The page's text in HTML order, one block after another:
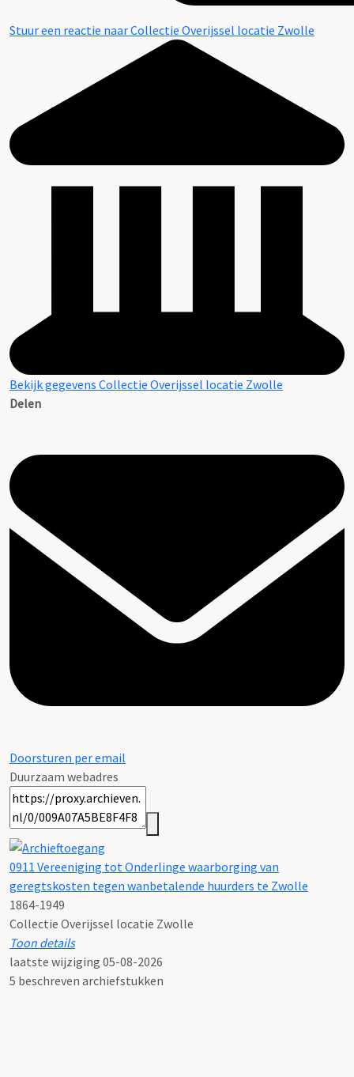
Stuur een reactie naar Collectie Overijssel locatie Zwolle
Bekijk gegevens Collectie Overijssel locatie Zwolle
Delen
Doorsturen per email
Duurzaam webadres
0911 Vereeniging tot Onderlinge waarborging van
geregtskosten tegen wanbetalende huurders te Zwolle
1864-1949
Collectie Overijssel locatie Zwolle
Toon details
Datering:
1864-1949
laatste wijziging 05-08-2026
5 beschreven archiefstukken